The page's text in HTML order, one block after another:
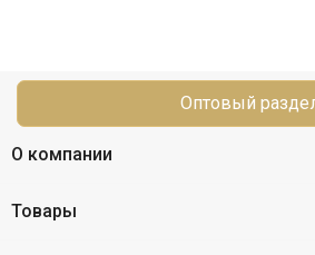
Оптовый
О компании
Товары